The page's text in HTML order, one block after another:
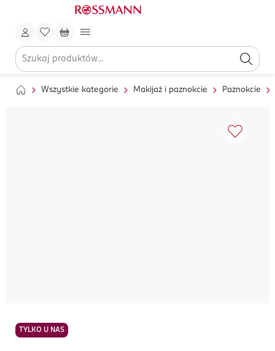
Wszystkie kategorie Makijaż i paznokcie Paznokcie
TYLKO U NAS